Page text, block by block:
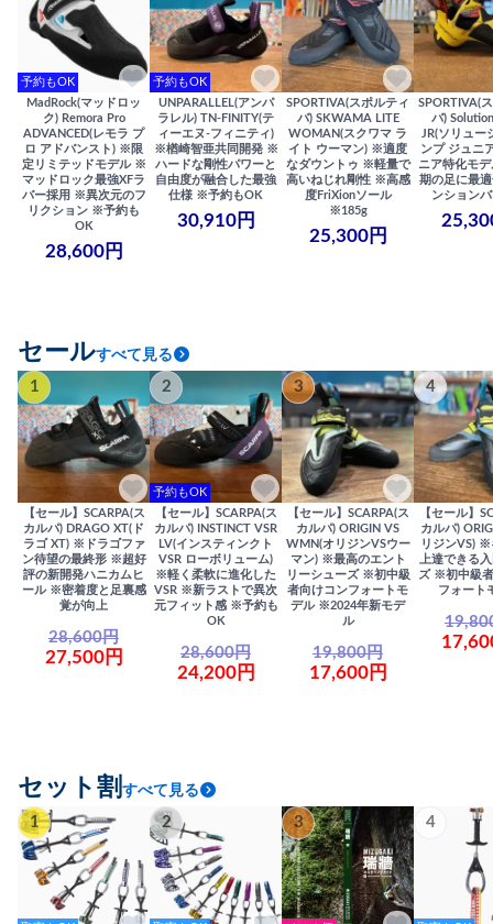
予約もOK
MadRock(マッドロッ
ク) Remora Pro
ADVANCED(レモラ プ
ロ アドバンスト) ※限
定リミテッドモデル ※
マッドロック最強XFラ
バー採用 ※異次元のフ
リクション ※予約も
OK
28,600円
予約もOK
UNPARALLEL(アンパ
ラレル) TN-FINITY(テ
ィーエヌ-フィニティ)
※楢崎智亜共同開発 ※
ハードな剛性パワーと
自由度が融合した最強
仕様 ※予約もOK
30,910円
SPORTIVA(スポルティ
バ) SKWAMA LITE
WOMAN(スクワマ ラ
イト ウーマン) ※適度
なダウントゥ ※軽量で
高いねじれ剛性 ※高感
度FriXionソール
※185g
25,300円
SPORTIVA(
バ)
JR(ソリュー
ンプ ジュニ
ニア特化モ
期の足に最
ンション
セールすべて見る
1
【セール】SCARPA(ス
カルパ) DRAGO XT(ド
ラゴ XT) ※ドラゴファ
ン待望の最終形 ※超好
評の新開発ハニカムヒ
ール ※密着度と足裏感
覚が向上
28,600円
27,500円
2
予約もOK
【セール】SCARPA(ス
カルパ) INSTINCT VSR
LV(インスティンクト
VSR ローボリューム)
※軽く柔軟に進化した
VSR ※新ラストで異次
元フィット感 ※予約も
OK
28,600円
24,200円
3
【セール】SCARPA(ス
カルパ) ORIGIN VS
WMN(オリジンVSウー
マン) ※最高のエント
リーシューズ ※初中級
者向けコンフォートモ
デル ※2024年新モデ
ル
19,800円
17,600円
4
【セール】
カルパ)
リジンVS) ※
上達できる
ズ ※初中級
フォート
セット割 すべて見る
1 2 3 4